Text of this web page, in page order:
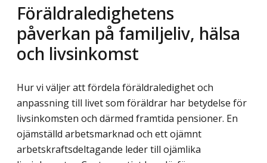
Föräldraledighetens
påverkan på familjeliv, hälsa
och livsinkomst
Hur vi väljer att fördela föräldraledighet och
anpassning till livet som föräldrar har betydelse för
livsinkomsten och därmed framtida pensioner. En
ojämställd arbets­mark­nad och ett ojämnt
arbetskraftsdeltagande leder till ojämlika